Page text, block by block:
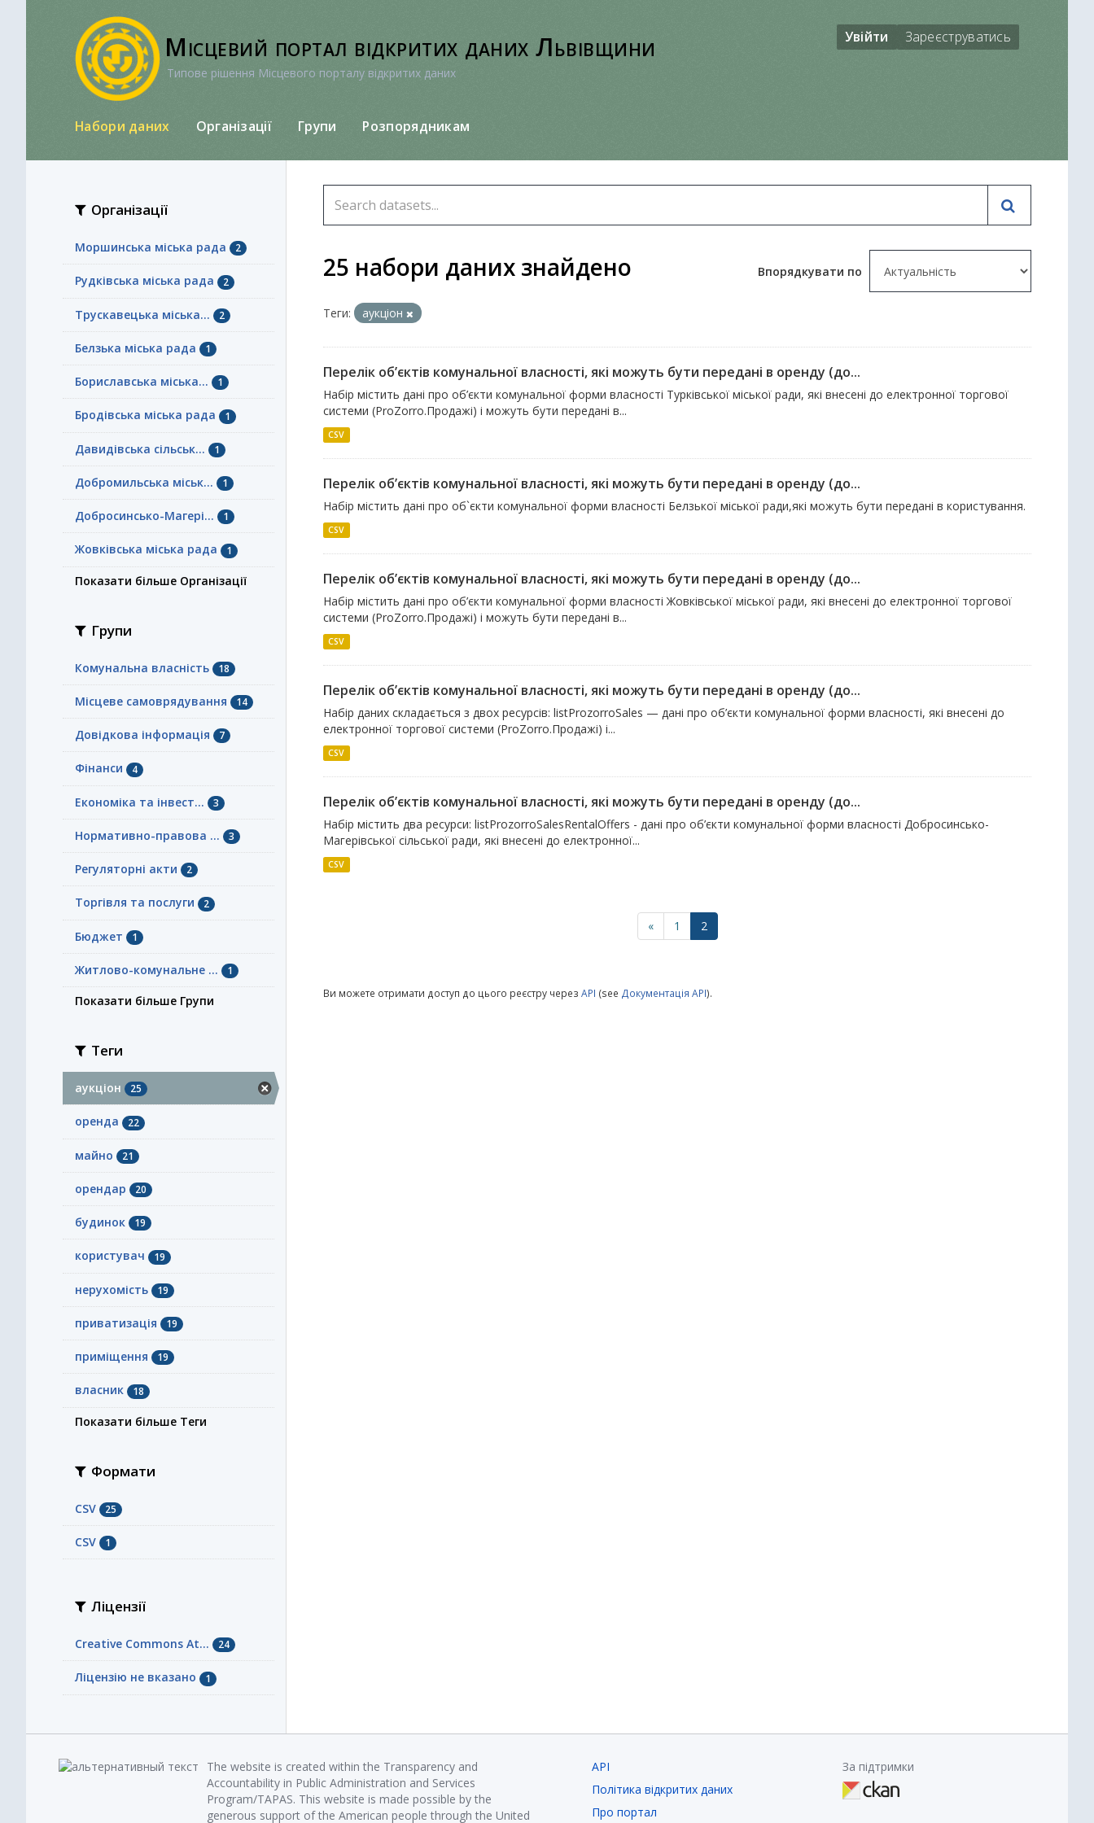
Місцевий портал відкритих даних Львівщини
Типове рішення Місцевого порталу відкритих даних
Увійти Зареєструватись
Набори даних Організації Групи Розпорядникам
Організації
Моршинська міська рада 2
Рудківська міська рада 2
Трускавецька міська... 2
Белзька міська рада 1
Бориславська міська... 1
Бродівська міська рада 1
Давидівська сільськ... 1
Добромильська міськ... 1
Добросинсько-Магері... 1
Жовківська міська рада 1
Показати більше Організації
Групи
Комунальна власність 18
Місцеве самоврядування 14
Довідкова інформація 7
Фінанси 4
Економіка та інвест... 3
Нормативно-правова ... 3
Регуляторні акти 2
Торгівля та послуги 2
Бюджет 1
Житлово-комунальне ... 1
Показати більше Групи
Теги
аукціон 25
оренда 22
майно 21
орендар 20
будинок 19
користувач 19
нерухомість 19
приватизація 19
приміщення 19
власник 18
Показати більше Теги
Формати
CSV 25
СSV 1
Ліцензії
Creative Commons At... 24
Ліцензію не вказано 1
Впорядкувати по
25 набори даних знайдено
Теги: аукціон
Перелік об’єктів комунальної власності, які можуть бути передані в оренду (до...
Набір містить дані про об’єкти комунальної форми власності Турківської міської ради, які внесені до електронної торгової
системи (ProZorro.Продажі) і можуть бути передані в...
CSV
Перелік об’єктів комунальної власності, які можуть бути передані в оренду (до...
Набір містить дані про об`єкти комунальної форми власності Белзької міської ради,які можуть бути передані в користування.
CSV
Перелік об’єктів комунальної власності, які можуть бути передані в оренду (до...
Набір містить дані про об’єкти комунальної форми власності Жовківської міської ради, які внесені до електронної торгової
системи (ProZorro.Продажі) і можуть бути передані в...
CSV
Перелік об’єктів комунальної власності, які можуть бути передані в оренду (до...
Набір даних складається з двох ресурсів: listProzorroSales — дані про об’єкти комунальної форми власності, які внесені до
електронної торгової системи (ProZorro.Продажі) і...
CSV
Перелік об’єктів комунальної власності, які можуть бути передані в оренду (до...
Набір містить два ресурси: listProzorroSalesRentalOffers - дані про об’єкти комунальної форми власності Добросинсько-
Магерівської сільської ради, які внесені до електронної...
CSV
« 1 2
Ви можете отримати доступ до цього реєстру через API (see Документація API).
The website is created within the Transparency and
Accountability in Public Administration and Services
Program/TAPAS. This website is made possible by the
generous support of the American people through the United
API
Політика відкритих даних
Про портал
За підтримки